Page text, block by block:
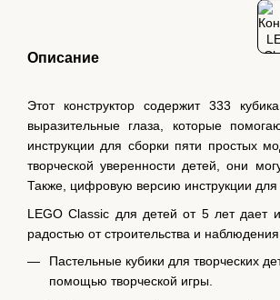
Описание
Этот конструктор содержит 333
выразительные глаза, которые
инструкции для сборки пяти простых
творческой уверенности детей, они
Также, цифровую версию инструкции
LEGO Classic для детей от 5 лет дает
радостью от строительства и
Пастельные кубики для творческих
помощью творческой игры.